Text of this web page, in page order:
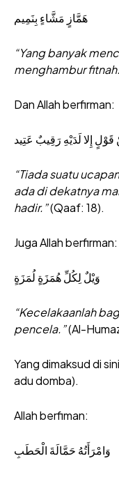
هَمَّازٍ مَشَّاءٍ بِنَمِيم
“Yang banyak
menghambur
Dan Allah berfirman:
إِلا لَدَيْهِ رَقِيبٌ عَتِيد
“Tiada suatu
ada di dekatnya
hadir.”(Qaaf: 18).
Juga Allah berfirman:
وَيْلٌ لِكُلِّ هُمَزَةٍ لُمَزَةٍ
“Kecelakaanlah
pencela.”(Al-
Yang dimaksud di
adu domba).
Allah berfiman:
وَامْرَأَتُهُ حَمَّالَةَ الْحَطَبِ